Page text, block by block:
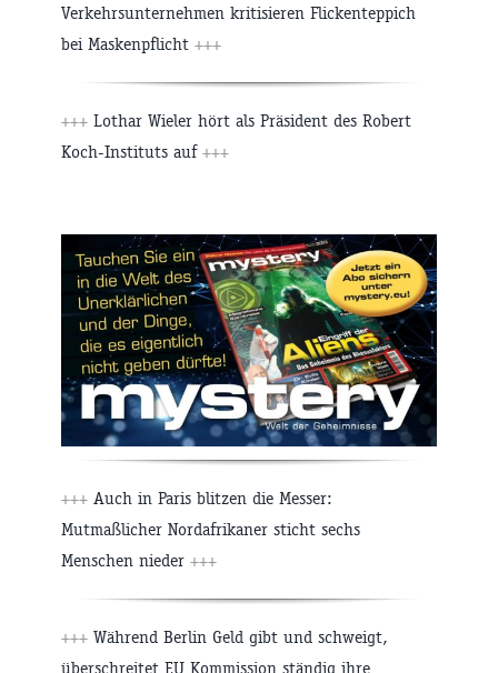
Verkehrsunternehmen kritisieren Flickenteppich
bei Maskenpflicht +++
+++ Lothar Wieler hört als Präsident des Robert
Koch-Instituts auf +++
+++ Auch in Paris blitzen die Messer:
Mutmaßlicher Nordafrikaner sticht sechs
Menschen nieder +++
+++ Während Berlin Geld gibt und schweigt,
überschreitet EU Kommission ständig ihre